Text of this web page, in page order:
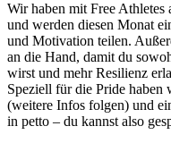
Wir haben mit Free Athletes
und werden diesen Monat
und Motivation teilen.
an die Hand, damit du
wirst und mehr Resilienz
Speziell für die Pride haben
(weitere Infos folgen) und
in petto – du kannst also